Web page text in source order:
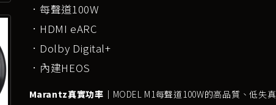
．每聲道100W
．HDMI eARC
．Dolby Digital+
．內建HEOS
Marantz真實功率｜ MODEL M1每聲道100W的高品質、低